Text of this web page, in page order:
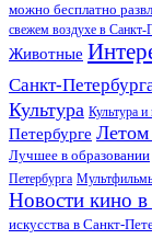
можно бесплатно
свежем воздухе в Санкт-
Животные
Санкт-
Культура Культура и
Петербурге Летом
Лучшее в образовании
Петербурга
Новости кино в
искусства в Санкт-